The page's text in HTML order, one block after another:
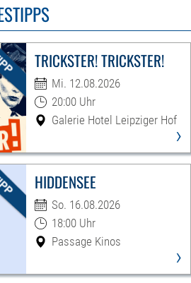
TRICKSTER! TRICKSTER!
Mi. 12.08.2026
20:00 Uhr
Galerie Hotel Leipziger Hof
›
HIDDENSEE
So. 16.08.2026
18:00 Uhr
Passage Kinos
›